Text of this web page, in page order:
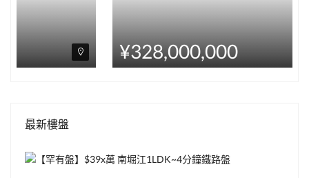
¥328,000,000
最新樓盤